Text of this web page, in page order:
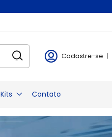
Cadastre-se |
Kits
Kit Sutura
Contato